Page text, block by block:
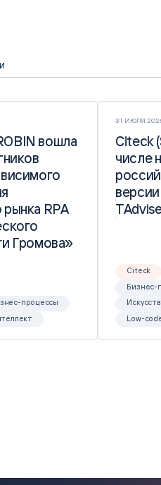
вошла
RPA
Громова»
вошла
RPA
Громова»
процессы
31 ИЮЛЯ
Citeck
числе
Citeck
числе
Citeck
Бизнес-
Low-